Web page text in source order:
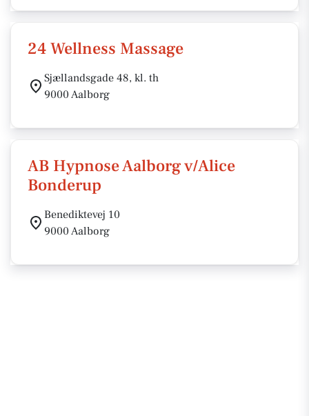
24 Wellness Massage
Sjællandsgade 48, kl. th
9000 Aalborg
AB Hypnose Aalborg v/Alice
Bonderup
Benediktevej 10
9000 Aalborg